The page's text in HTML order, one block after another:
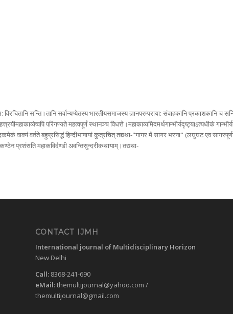
सन्ति।तानि सर्वान्यप्येतस्य भारतीयसमाजस्य ज्ञानपरम्पराया: संवाहकानि प्रकाशकानि च
परिगण्यते महत्वपूर्णं स्थानञ्च विधत्ते।महाकाव्यमिदमर्थगाम्भीर्यदृष्ट्याऽत्यधीकं
वाक्यं वर्तते बहुप्रसिद्धं हिन्दीभाषायां कुत्रचित् तद्यथा-"गागर में सागर भरना" (लघुघट एव
प्रशंसति महाकविर्दण्डी अवन्तिसुन्दरीकथायाम्।तद्यथा-
CONTACT IJMH
International journal of Multidisciplinary Horizon
New Delhi
Call: 8368-241-690
eMail:themultijournal@yahoo.com /
themultijournal@gmail.com